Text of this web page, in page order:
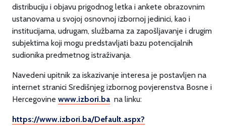
distribuciju i objavu prigodnog letka i ankete obrazovnim
ustanovama u svojoj osnovnoj izbornoj jedinici, kao i
institucijama, udrugam, službama za zapošljavanje i drugim
subjektima koji mogu predstavljati bazu potencijalnih
sudionika predmetnog istraživanja.
Navedeni upitnik za iskazivanje interesa je postavljen na
internet stranici Središnjeg izbornog povjerenstva Bosne i
Hercegovine www.izbori.ba na linku:
https://www.izbori.ba/Default.aspx?